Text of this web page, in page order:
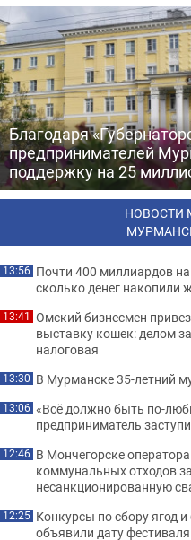
Благодаря
предпринимателей
поддержку на 25
НОВОСТИ
13:56 Почти 400 миллиардов
сколько денег накопили
13:41 Омский бизнесмен
выставку кошек: делом
налоговая
13:30 В Мурманске 35-летний
13:06 «Всё должно быть по-
предприниматель
12:46 В Мончегорске
коммунальных отходов
несанкционированную
12:25 Конкурсы по сбору ягод
объявили дату